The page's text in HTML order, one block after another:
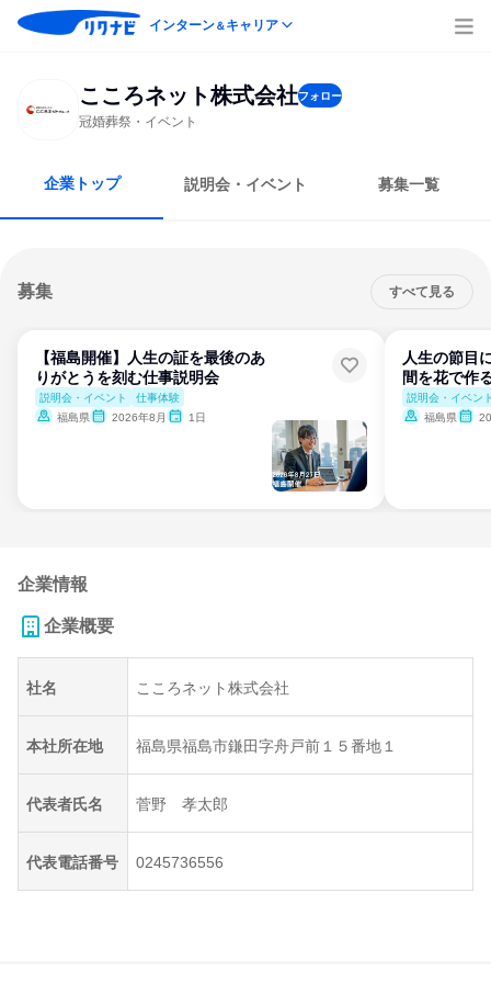
インターン＆キャリア
こころネット株式会社フォロー
冠婚葬祭・イベント
企業トップ 説明会・イベント 募集一覧
募集 すべて見る
【福島開催】人生の証を最後のあ
りがとうを刻む仕事説明会
説明会・イベント
仕事体験
福島県
2026年8月 1日
人生の節目
間を花で作
説明会・イベン
福島県
企業情報
企業概要
社名 こころネット株式会社
本社所在地 福島県福島市鎌田字舟戸前１５番地１
代表者氏名 菅野 孝太郎
代表電話番号 0245736556